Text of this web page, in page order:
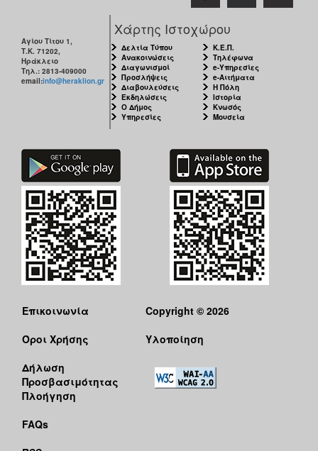
Αγίου Τίτου 1,
Τ.Κ. 71202,
Ηράκλειο
Τηλ.: 2813-409000
email:info@heraklion.gr
Χάρτης Ιστοχώρου
Δελτία Τύπου
Ανακοινώσεις
Διαγωνισμοί
Προσλήψεις
Διαβουλεύσεις
Εκδηλώσεις
Ο Δήμος
Υπηρεσίες
Κ.Ε.Π.
Τηλέφωνα
e-Υπηρεσίες
e-Αιτήματα
Η Πόλη
Ιστορία
Κνωσός
Μουσεία
Επικοινωνία
Όροι Χρήσης
Δήλωση
Προσβασιμότητας
Πλοήγηση
FAQs
Copyright © 2026
Υλοποίηση